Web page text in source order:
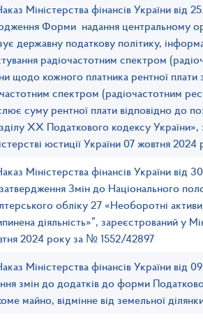
Міністерства фінансів України
Форми надання центральному
державну податкову політику,
радіочастотним спектром
щодо кожного платника рентної плати
спектром (радіочастотним
суму рентної плати відповідно до
XX Податкового кодексу України»,
юстиції України 07 жовтня
Міністерства фінансів України
Змін до Національного
обліку 27 «Необоротні
діяльність»”, зареєстрований у
2024 року за № 1552/42897
Міністерства фінансів України
змін до додатків до форми
майно, відмінне від земельної